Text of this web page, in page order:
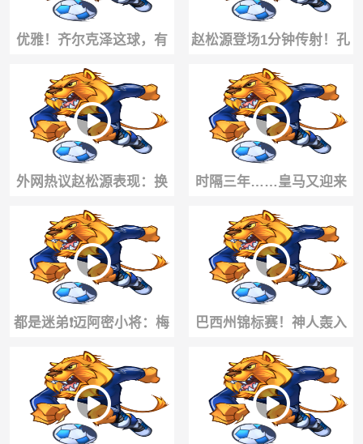
优雅！齐尔克泽这球，有
点当年齐达内的味道了！
赵松源登场1分钟传射！孔
玺诺扳平，赵松源暴力远
射
外网热议赵松源表现：换
个户口能去皇马，希望下
届世界杯看到中国
时隔三年……皇马又迎来
了一位亿元德甲过人王
都是迷弟❗️迈阿密小将：梅
西回归简直爽翻天
巴西州锦标赛！神人轰入
爆炸神仙球！这位置射门
简直不讲道理！